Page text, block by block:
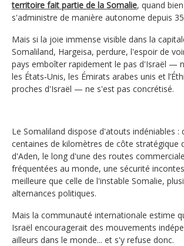
territoire fait partie de la Somalie, quand
s'administre de manière autonome depuis
Mais si la joie immense visible dans la
Somaliland, Hargeisa, perdure, l'espoir de
pays emboîter rapidement le pas d'Israël —
les États‑Unis, les Émirats arabes unis et
proches d'Israël — ne s'est pas concrétisé.
Le Somaliland dispose d'atouts indéniables :
centaines de kilomètres de côte stratégique
d'Aden, le long d'une des routes
fréquentées au monde, une sécurité
meilleure que celle de l'instable Somalie,
alternances politiques.
Mais la communauté internationale estime
Israël encouragerait des mouvements
ailleurs dans le monde... et s'y refuse donc.